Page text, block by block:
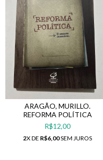
ARAGÃO, MURILLO.
REFORMA POLÍTICA
R$12,00
2X DE R$6,00SEM JUROS